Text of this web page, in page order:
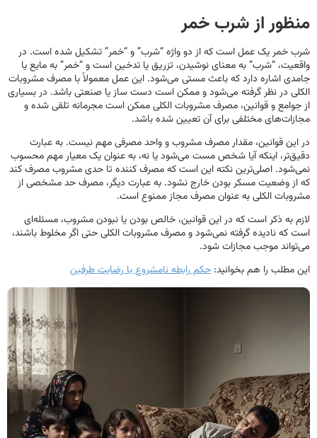
منظور از شرب خمر
شرب خمر یک عمل است که از دو واژه “شرب” و “خمر” تشکیل شده است. در
واقعیت، “شرب” به معنای نوشیدن، تزریق یا تدخین است و “خمر” به مایع یا
جامدی اشاره دارد که باعث مستی می‌شود. این عمل معمولاً با مصرف مشروبات
الکلی در نظر گرفته می‌شود و ممکن است دست ساز یا صنعتی باشد. در بسیاری
از جوامع و قوانین، مصرف مشروبات الکلی ممکن است مجرمانه تلقی شده و
مجازات‌های مختلفی برای آن تعیین شده باشد.
در این قوانین، مقدار مصرف مشروب و واحد مصرفی مهم نیست. به عبارت
دقیق‌تر، اینکه آیا شخص مست می‌شود یا نه، به عنوان یک معیار مهم محسوب
نمی‌شود. اصلی‌ترین نکته این است که مصرف کننده تا حدی مشروب مصرف کند
که از وضعیت مسکر بودن خارج نشود. به عبارت دیگر، مصرف حد مشخصی از
مشروبات الکلی به عنوان مصرف مجاز ممنوع است.
لازم به ذکر است که در این قوانین، خالص بودن یا نبودن مشروب، مسئله‌ای
است که نادیده گرفته نمی‌شود و مصرف مشروبات الکلی حتی اگر مخلوط باشند،
می‌تواند موجب مجازات شود.
این مطلب را هم بخوانید: حکم رابطه نامشروع با رضایت طرفین